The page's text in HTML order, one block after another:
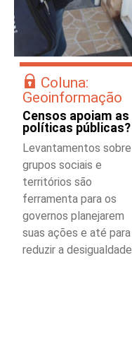
Coluna:
Geoinformação
Censos apoiam as
políticas públicas?
Levantamentos sobre
grupos sociais e
territórios são
ferramenta para os
governos planejarem
suas ações e até para
reduzir a desigualdade